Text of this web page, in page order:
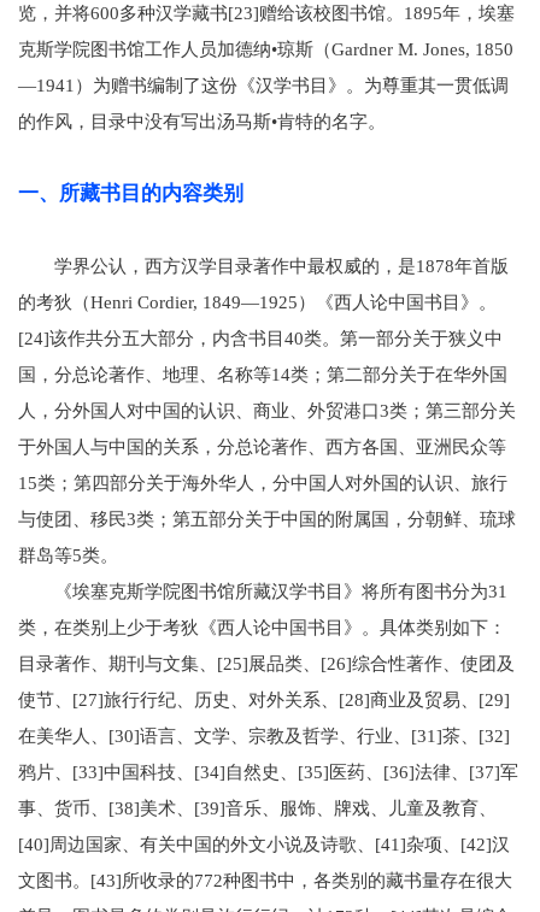
览，并将600多种汉学藏书[23]赠给该校图书馆。1895年，埃塞
克斯学院图书馆工作人员加德纳•琼斯（Gardner M. Jones, 1850
—1941）为赠书编制了这份《汉学书目》。为尊重其一贯低调
的作风，目录中没有写出汤马斯•肯特的名字。
一、所藏书目的内容类别
学界公认，西方汉学目录著作中最权威的，是1878年首版
的考狄（Henri Cordier, 1849—1925）《西人论中国书目》。
[24]该作共分五大部分，内含书目40类。第一部分关于狭义中
国，分总论著作、地理、名称等14类；第二部分关于在华外国
人，分外国人对中国的认识、商业、外贸港口3类；第三部分关
于外国人与中国的关系，分总论著作、西方各国、亚洲民众等
15类；第四部分关于海外华人，分中国人对外国的认识、旅行
与使团、移民3类；第五部分关于中国的附属国，分朝鲜、琉球
群岛等5类。
《埃塞克斯学院图书馆所藏汉学书目》将所有图书分为31
类，在类别上少于考狄《西人论中国书目》。具体类别如下：
目录著作、期刊与文集、[25]展品类、[26]综合性著作、使团及
使节、[27]旅行行纪、历史、对外关系、[28]商业及贸易、[29]
在美华人、[30]语言、文学、宗教及哲学、行业、[31]茶、[32]
鸦片、[33]中国科技、[34]自然史、[35]医药、[36]法律、[37]军
事、货币、[38]美术、[39]音乐、服饰、牌戏、儿童及教育、
[40]周边国家、有关中国的外文小说及诗歌、[41]杂项、[42]汉
文图书。[43]所收录的772种图书中，各类别的藏书量存在很大